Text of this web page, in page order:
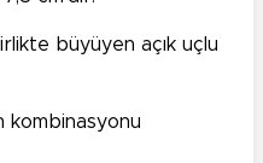
büyüyen açık uçlu
kombinasyonu